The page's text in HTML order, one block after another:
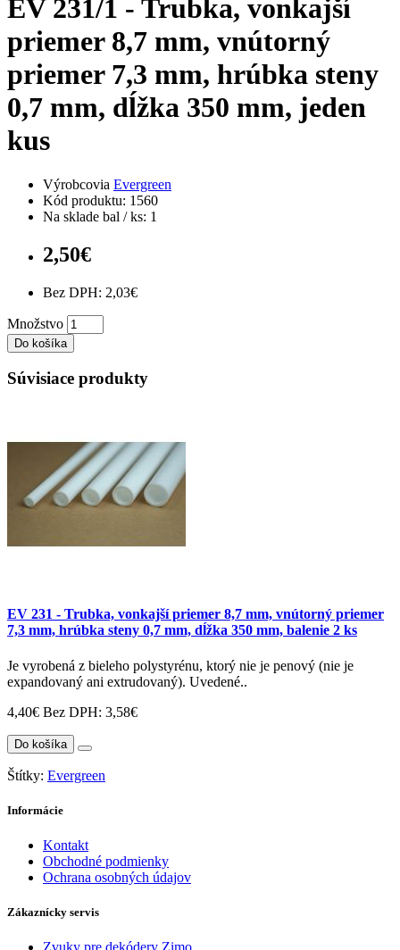
EV 231/1 - Trubka, vonkajší
priemer 8,7 mm, vnútorný
priemer 7,3 mm, hrúbka steny
0,7 mm, dĺžka 350 mm, jeden
kus
Výrobcovia Evergreen
Kód produktu: 1560
Na sklade bal / ks: 1
2,50€
Bez DPH: 2,03€
Množstvo
Do košíka
Súvisiace produkty
EV 231 - Trubka, vonkajší priemer 8,7 mm, vnútorný priemer
7,3 mm, hrúbka steny 0,7 mm, dĺžka 350 mm, balenie 2 ks
Je vyrobená z bieleho polystyrénu, ktorý nie je penový (nie je
expandovaný ani extrudovaný). Uvedené..
4,40€ Bez DPH: 3,58€
Do košíka
Štítky: Evergreen
Informácie
Kontakt
Obchodné podmienky
Ochrana osobných údajov
Zákaznícky servis